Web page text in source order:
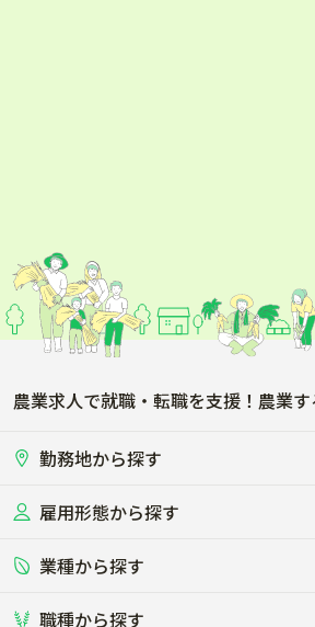
農業求人で就職・転職を支援！農業
勤務地から探す
北海道
関東
雇用形態から探す
正社員 バイ
業種から探す
職種から探す